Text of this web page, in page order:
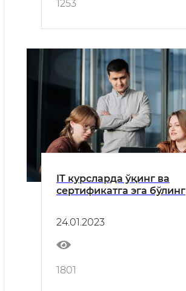
1253
IT курсларда ўқинг ва
сертификатга эга бўлинг
24.01.2023
1801